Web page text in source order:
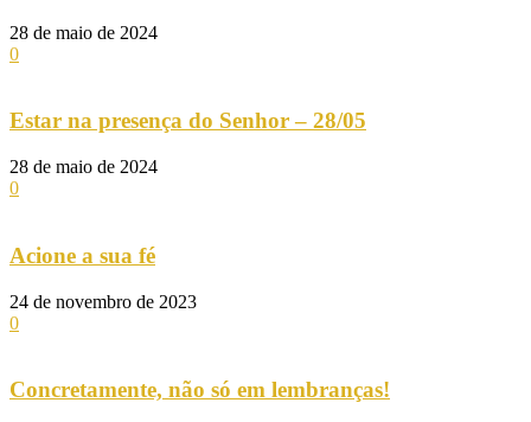
28 de maio de 2024
0
Estar na presença do Senhor – 28/05
28 de maio de 2024
0
Acione a sua fé
24 de novembro de 2023
0
Concretamente, não só em lembranças!